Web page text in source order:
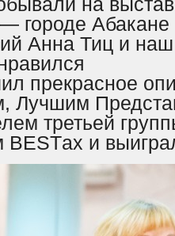
городе
Анна Тиц и
прекрасное
Лучшим
третьей
BESTах и